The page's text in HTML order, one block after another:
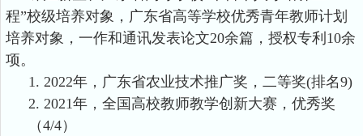
程”校级培养对象，广东省高等学校优秀青年教师计划
培养对象， 一作和通讯发表论文20余篇，授权专利10余
项。
1. 2022年 ，广东省农业技术推广奖，二等奖(排名9)
2. 2021年 ， 全国 高校教师教学创新大赛，优秀奖
（4/4）